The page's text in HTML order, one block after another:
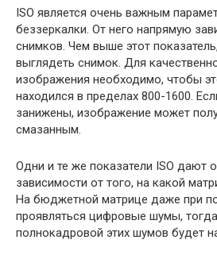
ISO является очень важным
беззеркалки. От него напрямую
снимков. Чем выше этот
выглядеть снимок. Для
изображения необходимо, чтобы
находился в пределах 800-1600.
занижены, изображение может
смазанным.
Одни и те же показатели ISO дают
зависимости от того, на какой
На бюджетной матрице даже при
проявляться цифровые шумы,
полнокадровой этих шумов будет